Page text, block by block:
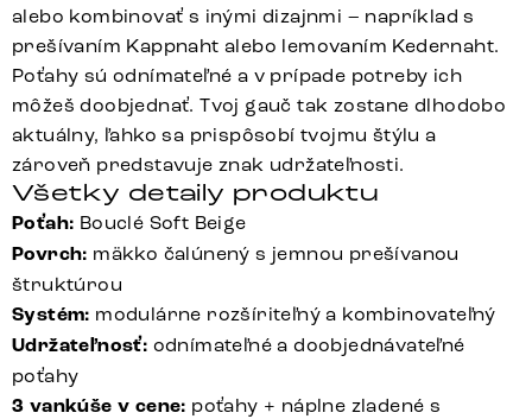
alebo kombinovať s inými dizajnmi – napríklad s
prešívaním Kappnaht alebo lemovaním Kedernaht.
Poťahy sú odnímateľné a v prípade potreby ich
môžeš doobjednať. Tvoj gauč tak zostane dlhodobo
aktuálny, ľahko sa prispôsobí tvojmu štýlu a
zároveň predstavuje znak udržateľnosti.
Všetky detaily produktu
Poťah: Bouclé Soft Beige
Povrch: mäkko čalúnený s jemnou prešívanou
štruktúrou
Systém: modulárne rozšíriteľný a kombinovateľný
Udržateľnosť: odnímateľné a doobjednávateľné
poťahy
3 vankúše v cene: poťahy + náplne zladené s